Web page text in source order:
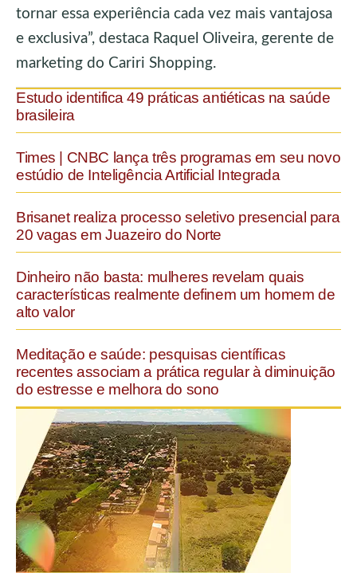
tornar essa experiência cada vez mais vantajosa
e exclusiva”, destaca Raquel Oliveira, gerente de
marketing do Cariri Shopping.
Estudo identifica 49 práticas antiéticas na saúde
brasileira
Times | CNBC lança três programas em seu novo
estúdio de Inteligência Artificial Integrada
Brisanet realiza processo seletivo presencial para
20 vagas em Juazeiro do Norte
Dinheiro não basta: mulheres revelam quais
características realmente definem um homem de
alto valor
Meditação e saúde: pesquisas científicas
recentes associam a prática regular à diminuição
do estresse e melhora do sono